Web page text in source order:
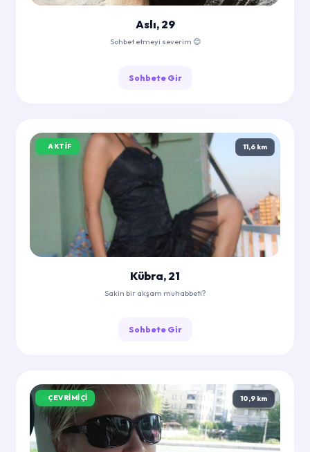
Aslı, 29
Sohbet etmeyi severim 😊
Sohbete Gir
AKTIF 11,6 km
Kübra, 21
Sakin bir akşam muhabbeti?
Sohbete Gir
ÇEVRIMIÇI 10,9 km